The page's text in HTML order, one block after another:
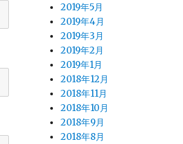
2019年5月
2019年4月
2019年3月
2019年2月
2019年1月
2018年12月
2018年11月
2018年10月
2018年9月
2018年8月